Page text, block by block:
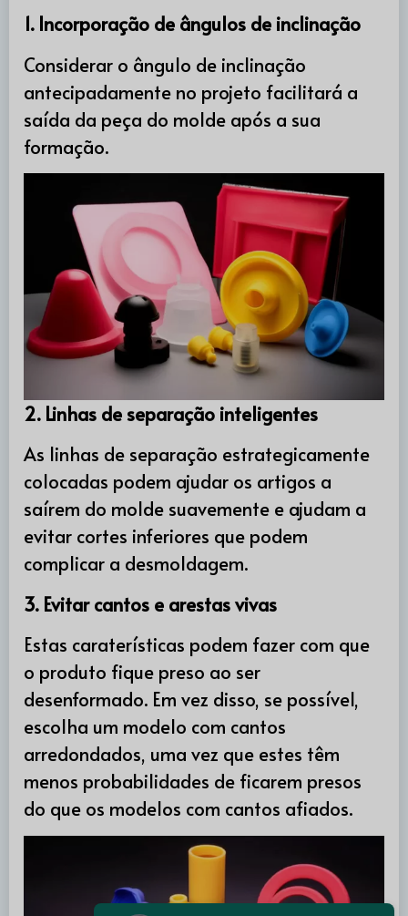
1. Incorporação de ângulos de inclinação
Considerar o ângulo de inclinação
antecipadamente no projeto facilitará a
saída da peça do molde após a sua
formação.
2. Linhas de separação inteligentes
As linhas de separação estrategicamente
colocadas podem ajudar os artigos a
saírem do molde suavemente e ajudam a
evitar cortes inferiores que podem
complicar a desmoldagem.
3. Evitar cantos e arestas vivas
Estas caraterísticas podem fazer com que
o produto fique preso ao ser
desenformado. Em vez disso, se possível,
escolha um modelo com cantos
arredondados, uma vez que estes têm
menos probabilidades de ficarem presos
do que os modelos com cantos afiados.